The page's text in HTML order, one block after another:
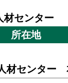
材センター
所在地
材センター